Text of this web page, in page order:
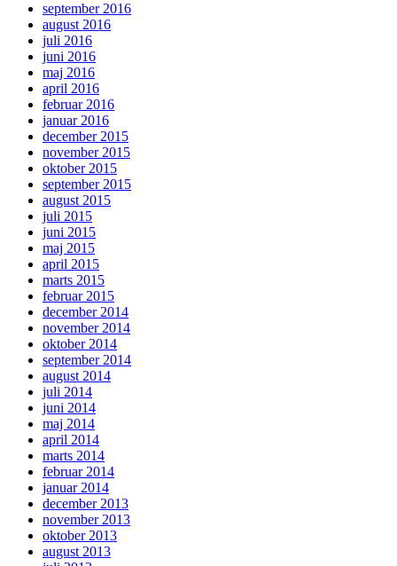
september 2016
august 2016
juli 2016
juni 2016
maj 2016
april 2016
februar 2016
januar 2016
december 2015
november 2015
oktober 2015
september 2015
august 2015
juli 2015
juni 2015
maj 2015
april 2015
marts 2015
februar 2015
december 2014
november 2014
oktober 2014
september 2014
august 2014
juli 2014
juni 2014
maj 2014
april 2014
marts 2014
februar 2014
januar 2014
december 2013
november 2013
oktober 2013
august 2013